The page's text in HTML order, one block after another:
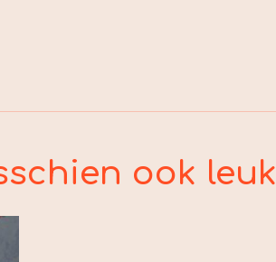
ook leuk